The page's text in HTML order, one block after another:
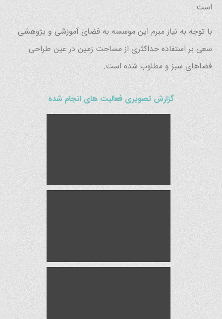
است.
با توجه به نیاز مبرم این موسسه به فضای آموزشی و پژوهشی
سعی بر استفاده حداکثری از مساحت زمین در عین طراحی
فضاهای سبز و مطلوب شده است.
گزارش تصویری فعالیت های انجام شده